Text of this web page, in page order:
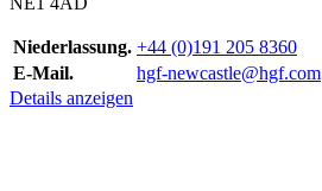
Niederlassung. +44 (0)191 205 8360
E-Mail.
hgf-newcastle@hgf.com
Details anzeigen